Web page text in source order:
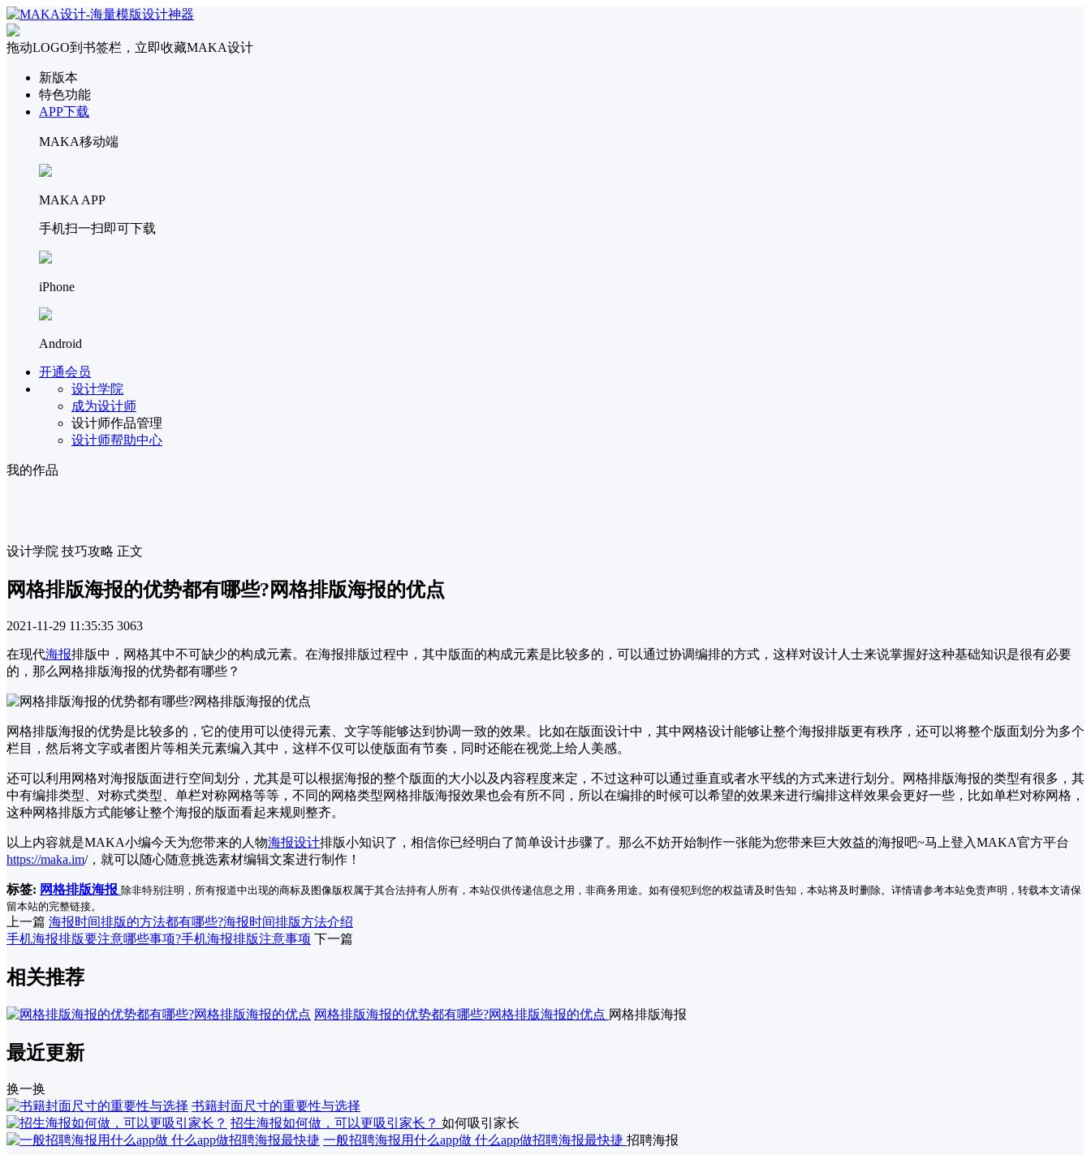
拖动LOGO到书签栏，立即收藏MAKA设计
新版本
特色功能
APP下载
MAKA移动端
MAKA APP
手机扫一扫即可下载
iPhone
Android
开通会员
设计学院
成为设计师
设计师作品管理
设计师帮助中心
我的作品
设计学院 技巧攻略 正文
网格排版海报的优势都有哪些?网格排版海报的优点
2021-11-29 11:35:35 3063
在现代海报排版中，网格其中不可缺少的构成元素。在海报排版过程中，其中版面的构成元素是比较多的，可以通过协调编排的方式，这样对设计人士来说掌握好这种基础知识是很有必要
的，那么网格排版海报的优势都有哪些？
网格排版海报的优势是比较多的，它的使用可以使得元素、文字等能够达到协调一致的效果。比如在版面设计中，其中网格设计能够让整个海报排版更有秩序，还可以将整个版面划分为多个
栏目，然后将文字或者图片等相关元素编入其中，这样不仅可以使版面有节奏，同时还能在视觉上给人美感。
还可以利用网格对海报版面进行空间划分，尤其是可以根据海报的整个版面的大小以及内容程度来定，不过这种可以通过垂直或者水平线的方式来进行划分。网格排版海报的类型有很多，其
中有编排类型、对称式类型、单栏对称网格等等，不同的网格类型网格排版海报效果也会有所不同，所以在编排的时候可以希望的效果来进行编排这样效果会更好一些，比如单栏对称网格，
这种网格排版方式能够让整个海报的版面看起来规则整齐。
以上内容就是MAKA小编今天为您带来的人物海报设计排版小知识了，相信你已经明白了简单设计步骤了。那么不妨开始制作一张能为您带来巨大效益的海报吧~马上登入MAKA官方平台
https://maka.im/，就可以随心随意挑选素材编辑文案进行制作！
标签: 网格排版海报 除非特别注明，所有报道中出现的商标及图像版权属于其合法持有人所有，本站仅供传递信息之用，非商务用途。如有侵犯到您的权益请及时告知，本站将及时删除。详情请参考本站免责声明，转载本文请保
留本站的完整链接。
上一篇 海报时间排版的方法都有哪些?海报时间排版方法介绍
手机海报排版要注意哪些事项?手机海报排版注意事项 下一篇
相关推荐
网格排版海报的优势都有哪些?网格排版海报的优点 网格排版海报
最近更新
换一换
书籍封面尺寸的重要性与选择
招生海报如何做，可以更吸引家长？ 如何吸引家长
一般招聘海报用什么app做 什么app做招聘海报最快捷 招聘海报